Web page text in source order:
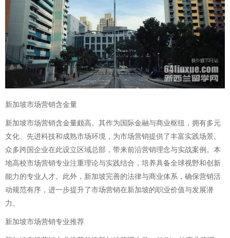
新加坡市场营销含金量
新加坡市场营销含金量颇高。其作为国际金融与商业枢纽，拥有多元
文化、先进科技和成熟市场环境，为市场营销提供了丰富实践场景。
众多跨国企业在此设立区域总部，带来前沿营销理念与实战案例。本
地高校市场营销专业注重理论与实践结合，培养具备全球视野和创新
能力的专业人才。此外，新加坡完善的法律与商业体系，确保营销活
动规范有序，进一步提升了市场营销在新加坡的职业价值与发展潜
力。
新加坡市场营销专业推荐